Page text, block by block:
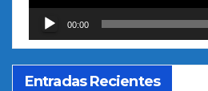
00:00
Entradas Recientes